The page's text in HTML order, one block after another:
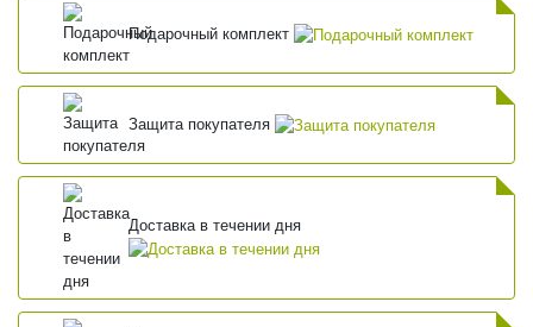
Подарочный комплект
Защита покупателя
Доставка в течении дня